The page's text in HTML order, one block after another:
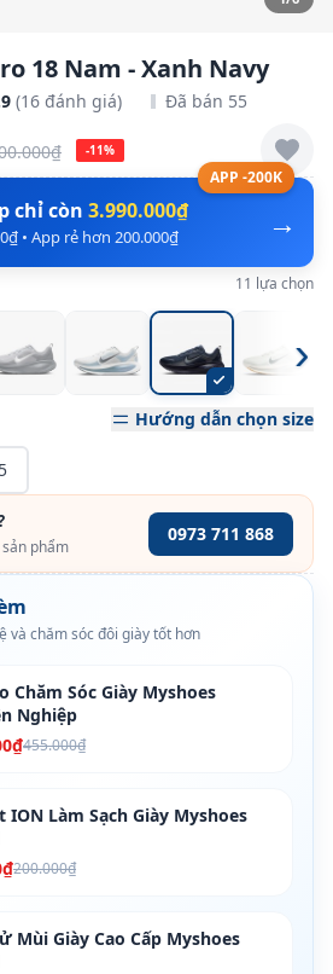
18 Nam - Xanh Navy
(16 đánh giá) Đã bán 55
-11%
APP -200K
→
chỉ còn 3.990.000₫
• App rẻ hơn 200.000₫
11 lựa chọn
›
Hướng dẫn chọn size
phẩm
0973 711 868
và chăm sóc đôi giày tốt hơn
Chăm Sóc Giày Myshoes
Nghiệp
455.000₫
ION Làm Sạch Giày Myshoes
200.000₫
Mùi Giày Cao Cấp Myshoes